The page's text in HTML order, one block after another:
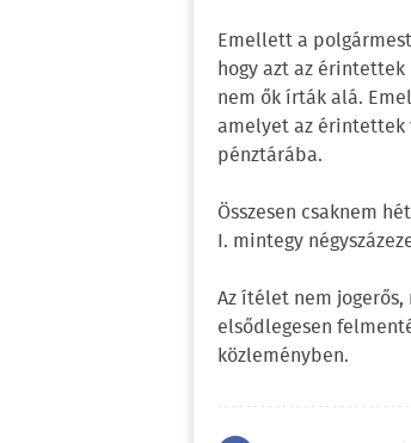
Emellett a
hogy azt az
nem ők írták alá.
amelyet az érintettek
pénztárába.
Összesen csaknem
I. mintegy
Az ítélet nem
elsődlegesen
közleményben.